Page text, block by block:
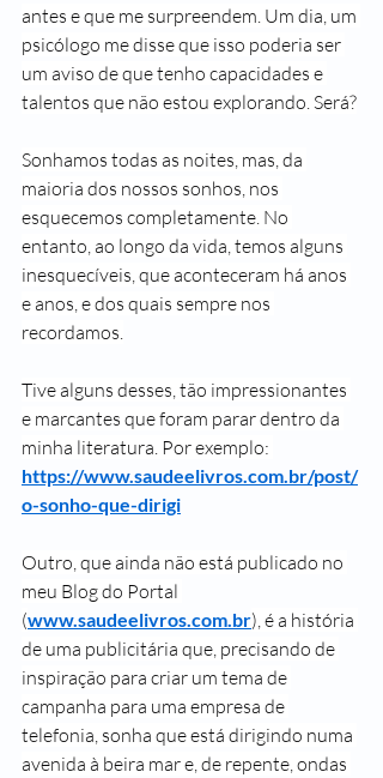
antes e que me surpreendem. Um dia, um
psicólogo me disse que isso poderia ser
um aviso de que tenho capacidades e
talentos que não estou explorando. Será?
Sonhamos todas as noites, mas, da
maioria dos nossos sonhos, nos
esquecemos completamente. No
entanto, ao longo da vida, temos alguns
inesquecíveis, que aconteceram há anos
e anos, e dos quais sempre nos
recordamos.
Tive alguns desses, tão impressionantes
e marcantes que foram parar dentro da
minha literatura. Por exemplo:
https://www.saudeelivros.com.br/post/
o-sonho-que-dirigi
Outro, que ainda não está publicado no
meu Blog do Portal
(www.saudeelivros.com.br), é a história
de uma publicitária que, precisando de
inspiração para criar um tema de
campanha para uma empresa de
telefonia, sonha que está dirigindo numa
avenida à beira mar e, de repente, ondas